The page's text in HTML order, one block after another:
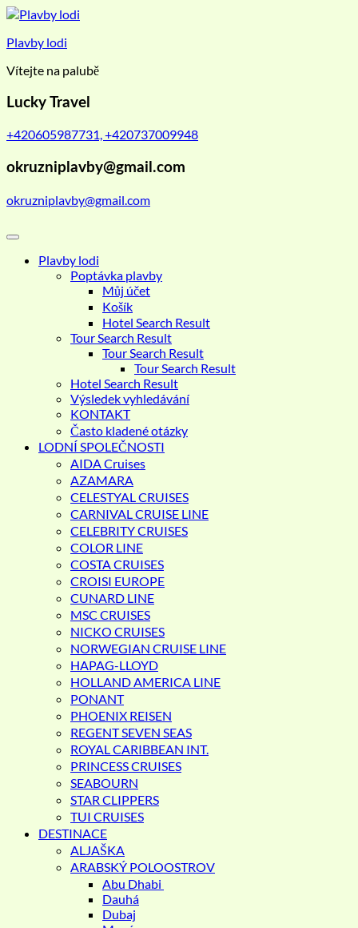
Skip
content
Plavby lodi
Vítejte na palubě
Lucky Travel
+420605987731, +420737009948
okruzniplavby@gmail.com
okruzniplavby@gmail.com
Plavby lodi
Poptávka plavby
Můj účet
Košík
Hotel Search Result
Tour Search Result
Tour Search Result
Tour Search Result
Hotel Search Result
Výsledek vyhledávání
KONTAKT
Často kladené otázky
LODNÍ SPOLEČNOSTI
AIDA Cruises
AZAMARA
CELESTYAL CRUISES
CARNIVAL CRUISE LINE
CELEBRITY CRUISES
COLOR LINE
COSTA CRUISES
CROISI EUROPE
CUNARD LINE
MSC CRUISES
NICKO CRUISES
NORWEGIAN CRUISE LINE
HAPAG-LLOYD
HOLLAND AMERICA LINE
PONANT
PHOENIX REISEN
REGENT SEVEN SEAS
ROYAL CARIBBEAN INT.
PRINCESS CRUISES
SEABOURN
STAR CLIPPERS
TUI CRUISES
DESTINACE
ALJAŠKA
ARABSKÝ POLOOSTROV
Abu Dhabi
Dauhá
Dubaj